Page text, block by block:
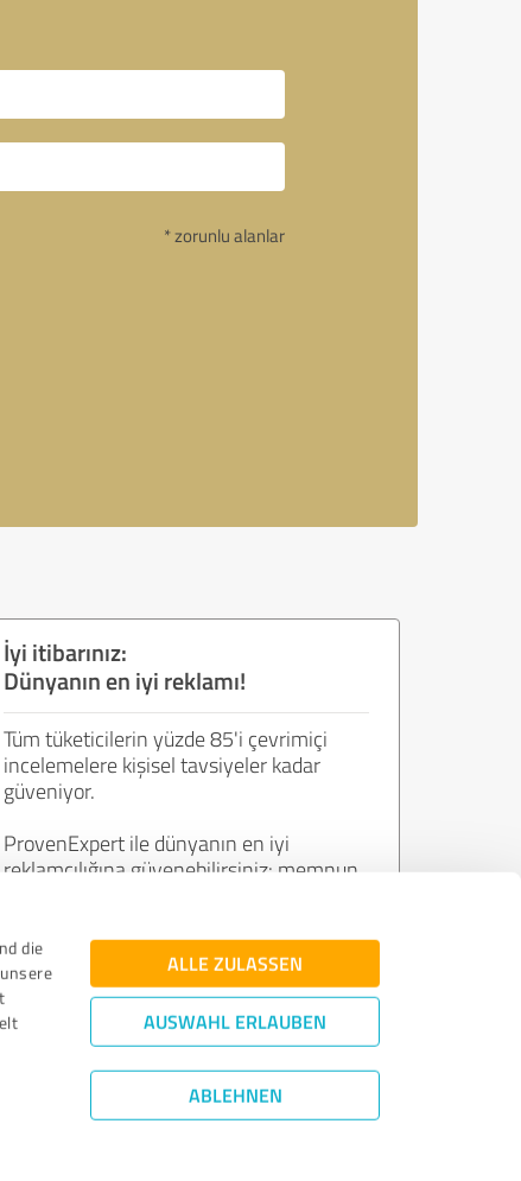
die
ALLE ZULASSEN
AUSWAHL ERLAUBEN
ABLEHNEN
* zorunlu alanlar
İyi itibarınız:
Dünyanın en iyi reklamı!
Tüm tüketicilerin yüzde 85'i çevrimiçi
incelemelere kişisel tavsiyeler kadar
güveniyor.
ProvenExpert ile dünyanın en iyi
reklamcılığına güvenebilirsiniz: memnun
Şimdi ücretsiz katılın!
Kuralları|Kalite Güvencesi|Gizlilik Politikası|Yasal Uyarı